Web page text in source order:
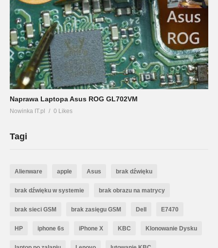
Naprawa Laptopa Asus ROG GL702VM
Nowinka IT.pl 0 Likes
Tagi
Alienware apple Asus brak dźwięku
brak dźwięku w systemie brak obrazu na matrycy
brak sieci GSM brak zasięgu GSM Dell E7470
HP iphone 6s iPhone X KBC Klonowanie Dysku